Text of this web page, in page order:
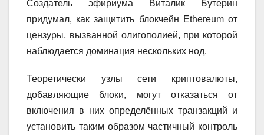
Создатель эфириума Виталик Бутерин
придумал, как защитить блокчейн Ethereum от
цензуры, вызванной олигополией, при которой
наблюдается доминация нескольких нод.
Теоретически узлы сети криптовалюты,
добавляющие блоки, могут отказаться от
включения в них определённых транзакций и
установить таким образом частичный контроль